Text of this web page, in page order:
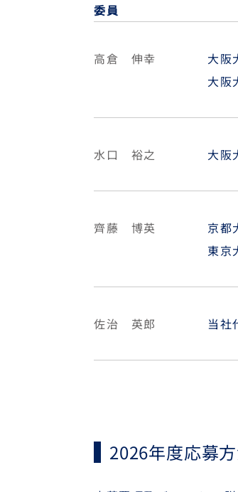
委員
高倉 伸幸
大
大阪
水口 裕之 大阪
齊藤 博英
京
東京
佐治 英郎 当社
2026年度応募